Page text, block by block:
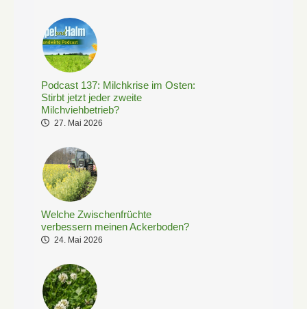
Podcast 137: Milchkrise im Osten:
Stirbt jetzt jeder zweite
Milchviehbetrieb?
27. Mai 2026
Welche Zwischenfrüchte
verbessern meinen Ackerboden?
24. Mai 2026